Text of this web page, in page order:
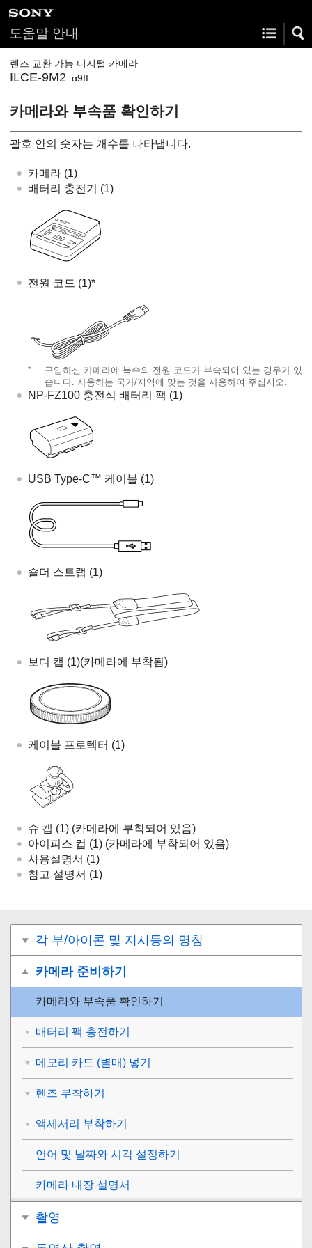
도움말 안내
렌즈 교환 가능 디지털 카메라
ILCE-9M2 α9II
카메라와 부속품 확인하기
괄호 안의 숫자는 개수를 나타냅니다.
카메라 (1)
배터리 충전기 (1)
전원 코드 (1)*
*
구입하신 카메라에 복수의 전원 코드가 부속되어 있는 경우가 있
습니다. 사용하는 국가/지역에 맞는 것을 사용하여 주십시오.
NP-FZ100 충전식 배터리 팩 (1)
USB Type-C™ 케이블 (1)
숄더 스트랩 (1)
보디 캡 (1)(카메라에 부착됨)
케이블 프로텍터 (1)
슈 캡 (1) (카메라에 부착되어 있음)
아이피스 컵 (1) (카메라에 부착되어 있음)
사용설명서 (1)
참고 설명서 (1)
각 부/아이콘 및 지시등의 명칭
카메라 준비하기
카메라와 부속품 확인하기
배터리 팩 충전하기
메모리 카드 (별매) 넣기
렌즈 부착하기
액세서리 부착하기
언어 및 날짜와 시각 설정하기
카메라 내장 설명서
촬영